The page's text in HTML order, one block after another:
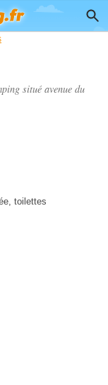
situé avenue du
toilettes